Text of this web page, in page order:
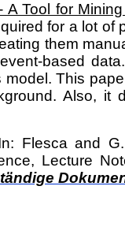
A Tool for
for a lot of
them
based
model. This
Also, it
Flesca and
Lecture